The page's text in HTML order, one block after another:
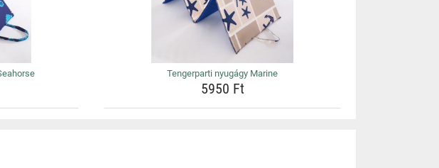
Tengerparti nyugágy Marine
5950 Ft